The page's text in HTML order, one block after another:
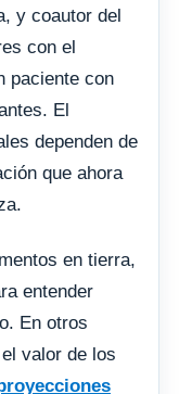
y coautor del
con el
paciente con
El
dependen de
que ahora
en tierra,
entender
En otros
valor de los